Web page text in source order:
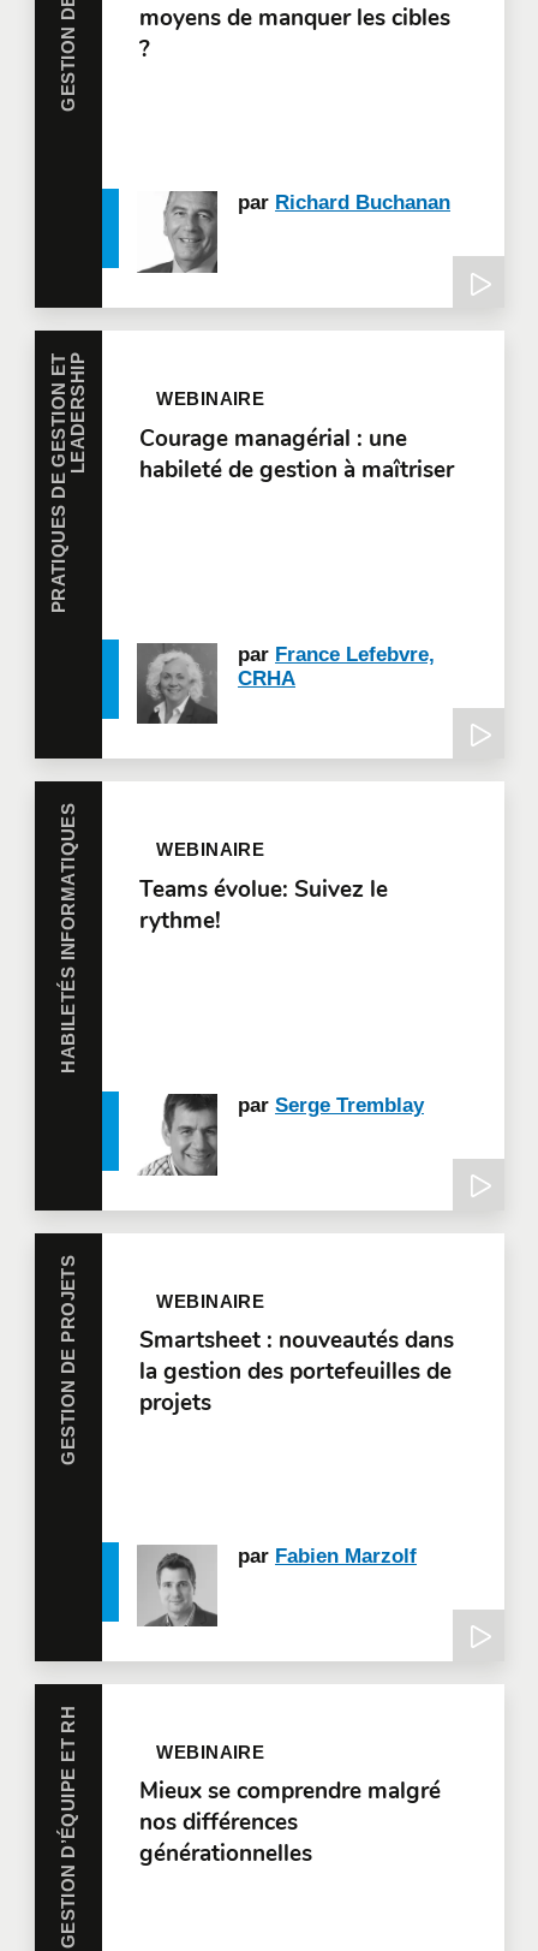
moyens de manquer les cibles
?
par Richard Buchanan
P
R
A
T
I
Q
U
E
S
D
E
G
E
S
T
I
O
N
E
T
L
E
A
D
E
R
S
H
IP WEBINAIRE
Courage managérial : une
habileté de gestion à maîtriser
par France Lefebvre,
CRHA
HABILETÉS INFORMATIQUES WEBINAIRE
Teams évolue: Suivez le
rythme!
parSerge Tremblay
GESTION DE PROJETS WEBINAIRE
Smartsheet : nouveautés dans
la gestion des portefeuilles de
projets
par Fabien Marzolf
GESTION D’ÉQUIPE ET RH WEBINAIRE
Mieux se comprendre malgré
nos différences
générationnelles